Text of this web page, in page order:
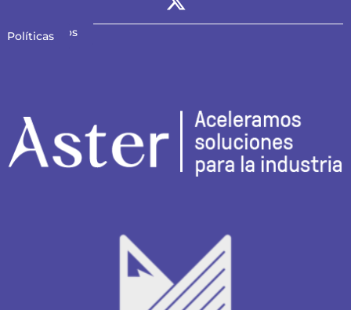
Contáctanos
Políticas